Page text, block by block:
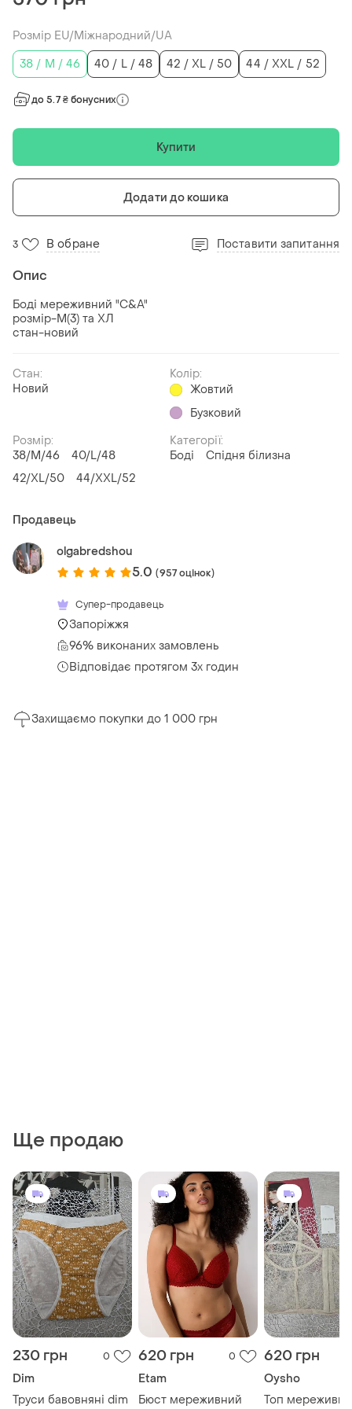
Розмір EU/Міжнародний/UA
38 / M / 46
40 / L / 48 42 / XL / 50 44 / XXL / 52
до 5.7 ₴ бонусних
Купити
Додати до кошика
3 В обране Поставити запитання
Опис
Боді мереживний "C&A"
розмір-М(3) та ХЛ
стан-новий
Стан:
Новий
Колір:
Жовтий
Бузковий
Розмір:
38/M/46
40/L/48
42/XL/50
44/XXL/52
Категорії:
Боді
Спідня білизна
Продавець
olgabredshou
5.0 (957 оцінок)
Супер-продавець
Запоріжжя
96% виконаних замовлень
Відповідає протягом 3х годин
Захищаємо покупки до 1 000 грн
Ще продаю
230 грн 0
Dim
Труси бавовняні dim
620 грн 0
Etam
Бюст мереживний
620 грн
Oysho
Топ